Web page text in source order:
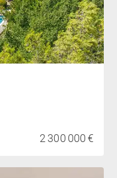
2 300 000 €